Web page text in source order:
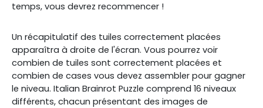
temps, vous devrez recommencer !
Un récapitulatif des tuiles correctement placées
apparaîtra à droite de l'écran. Vous pourrez voir
combien de tuiles sont correctement placées et
combien de cases vous devez assembler pour gagner
le niveau. Italian Brainrot Puzzle comprend 16 niveaux
différents, chacun présentant des images de